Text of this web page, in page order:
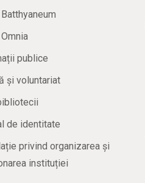
publice
și voluntariat
de identitate
privind organizarea și
instituției